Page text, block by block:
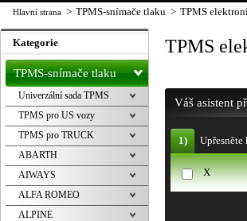
Hlavní strana > TPMS-snímače tlaku > TPMS
TPMS
Váš asistent
1)
X
Kategorie
TPMS-snímače tlaku
Univerzální sada TPMS
TPMS pro US vozy
TPMS pro TRUCK
ABARTH
AIWAYS
ALFA ROMEO
ALPINE